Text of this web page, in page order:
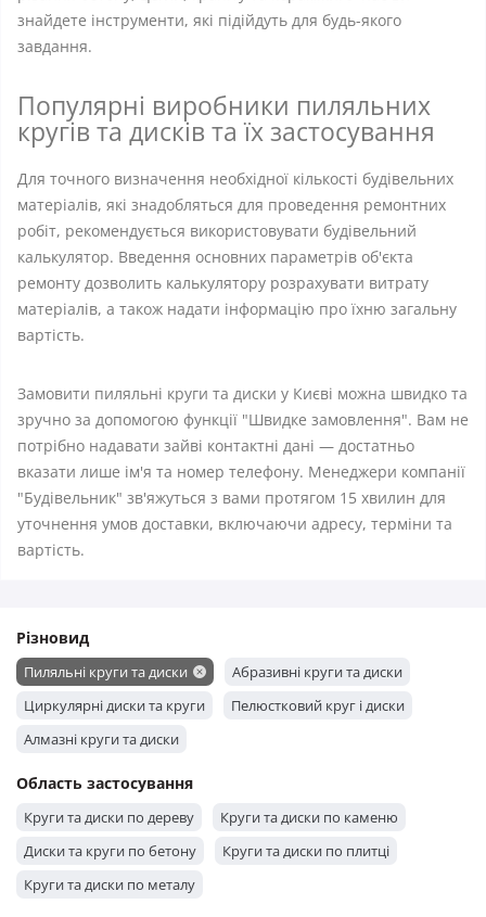
знайдете інструменти, які підійдуть для будь-якого
завдання.
Популярні виробники пиляльних
кругів та дисків та їх застосування
Для точного визначення необхідної кількості будівельних
матеріалів, які знадобляться для проведення ремонтних
робіт, рекомендується використовувати будівельний
калькулятор. Введення основних параметрів об'єкта
ремонту дозволить калькулятору розрахувати витрату
матеріалів, а також надати інформацію про їхню загальну
вартість.
Замовити пиляльні круги та диски у Києві можна швидко та
зручно за допомогою функції "Швидке замовлення". Вам не
потрібно надавати зайві контактні дані — достатньо
вказати лише ім'я та номер телефону. Менеджери компанії
"Будівельник" зв'яжуться з вами протягом 15 хвилин для
уточнення умов доставки, включаючи адресу, терміни та
вартість.
Різновид
Пиляльні круги та диски
Абразивні круги та диски
Циркулярні диски та круги
Пелюстковий круг і диски
Алмазні круги та диски
Область застосування
Круги та диски по дереву
Круги та диски по каменю
Диски та круги по бетону
Круги та диски по плитці
Круги та диски по металу